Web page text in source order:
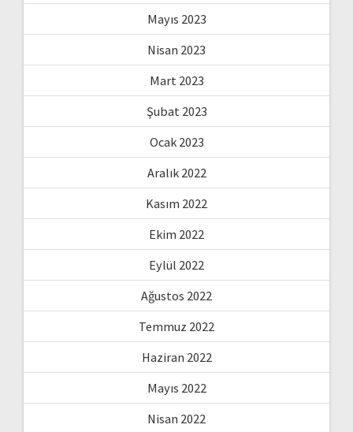
Mayıs 2023
Nisan 2023
Mart 2023
Şubat 2023
Ocak 2023
Aralık 2022
Kasım 2022
Ekim 2022
Eylül 2022
Ağustos 2022
Temmuz 2022
Haziran 2022
Mayıs 2022
Nisan 2022